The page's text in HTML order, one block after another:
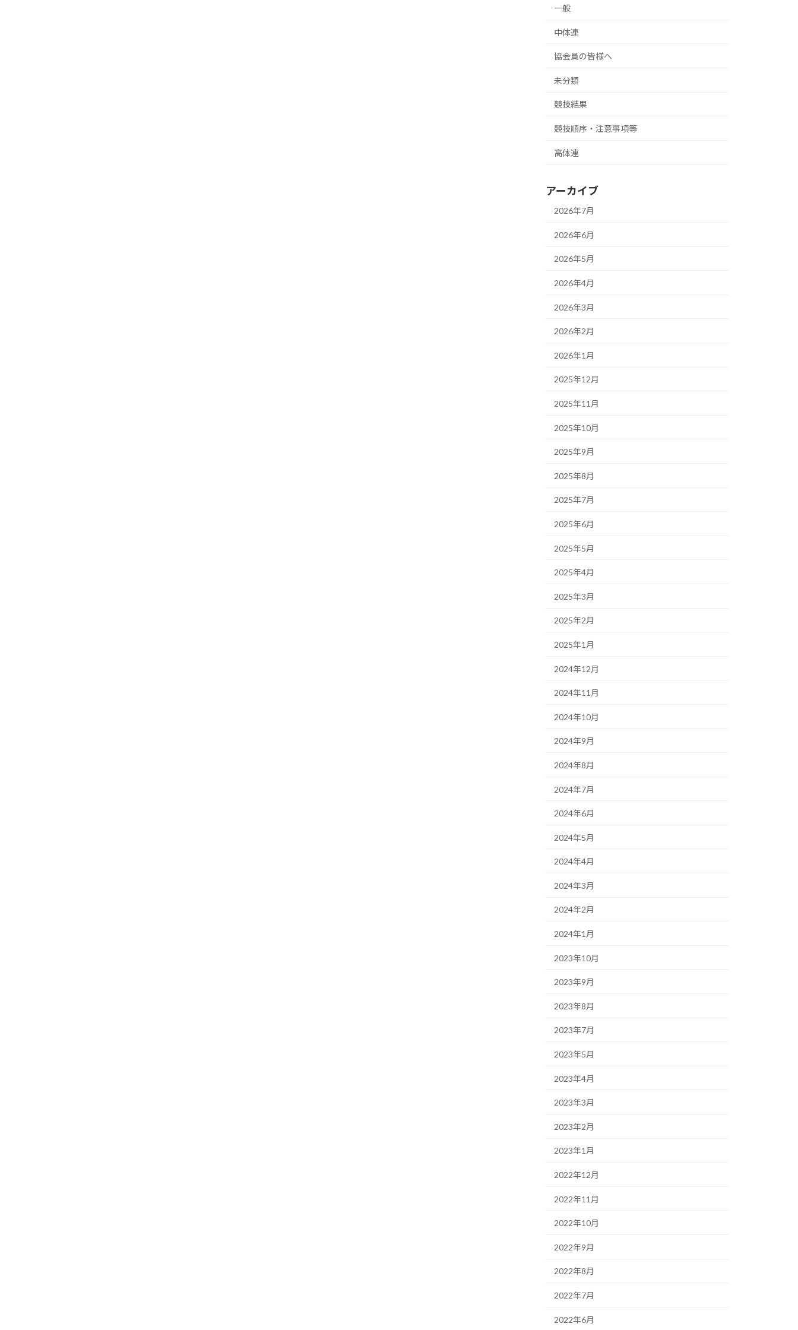
一般
中体連
協会員の皆様へ
未分類
競技結果
競技順序・注意事項等
高体連
アーカイブ
2026年7月
2026年6月
2026年5月
2026年4月
2026年3月
2026年2月
2026年1月
2025年12月
2025年11月
2025年10月
2025年9月
2025年8月
2025年7月
2025年6月
2025年5月
2025年4月
2025年3月
2025年2月
2025年1月
2024年12月
2024年11月
2024年10月
2024年9月
2024年8月
2024年7月
2024年6月
2024年5月
2024年4月
2024年3月
2024年2月
2024年1月
2023年10月
2023年9月
2023年8月
2023年7月
2023年5月
2023年4月
2023年3月
2023年2月
2023年1月
2022年12月
2022年11月
2022年10月
2022年9月
2022年8月
2022年7月
2022年6月